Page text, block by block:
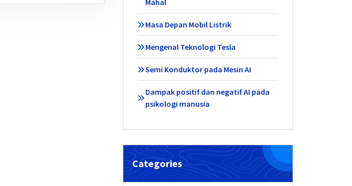
Masa Depan Mobil Listrik
Mengenal Teknologi Tesla
Semi Konduktor pada Mesin AI
Dampak positif dan negatif AI pada
psikologi manusia
Categories